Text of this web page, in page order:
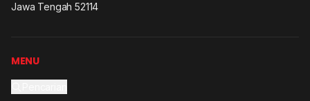
Jawa Tengah 52114
MENU